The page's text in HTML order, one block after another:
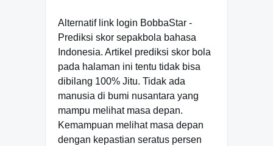
Alternatif link login BobbaStar -
Prediksi skor sepakbola bahasa
Indonesia. Artikel prediksi skor bola
pada halaman ini tentu tidak bisa
dibilang 100% Jitu. Tidak ada
manusia di bumi nusantara yang
mampu melihat masa depan.
Kemampuan melihat masa depan
dengan kepastian seratus persen